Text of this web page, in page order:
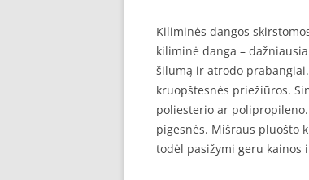
Kiliminės dangos
kiliminė danga –
šilumą ir atrodo
kruopštesnės priežiūros.
poliesterio ar
pigesnės. Mišraus pluošto
todėl pasižymi geru kainos